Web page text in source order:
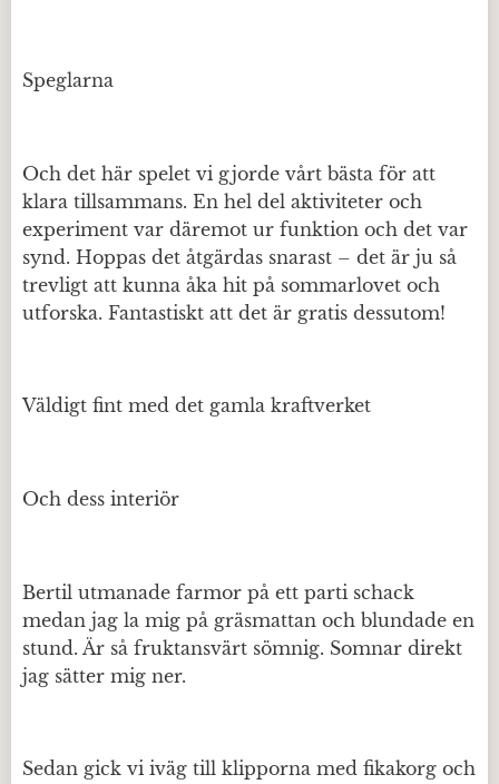
Speglarna
Och det här spelet vi gjorde vårt bästa för att
klara tillsammans. En hel del aktiviteter och
experiment var däremot ur funktion och det var
synd. Hoppas det åtgärdas snarast – det är ju så
trevligt att kunna åka hit på sommarlovet och
utforska. Fantastiskt att det är gratis dessutom!
Väldigt fint med det gamla kraftverket
Och dess interiör
Bertil utmanade farmor på ett parti schack
medan jag la mig på gräsmattan och blundade en
stund. Är så fruktansvärt sömnig. Somnar direkt
jag sätter mig ner.
Sedan gick vi iväg till klipporna med fikakorg och